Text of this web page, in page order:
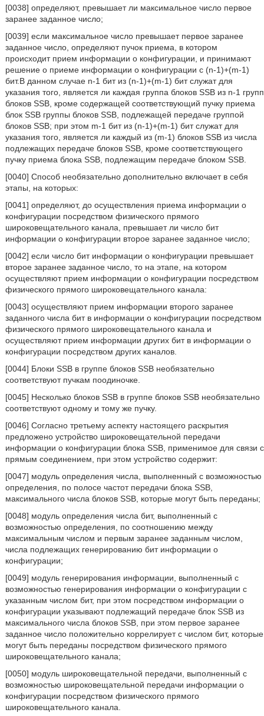
[0038] определяют, превышает ли максимальное число первое
заранее заданное число;
[0039] если максимальное число превышает первое заранее
заданное число, определяют пучок приема, в котором
происходит прием информации о конфигурации, и принимают
решение о приеме информации о конфигурации с (n-1)+(m-1)
бит.В данном случае n-1 бит из (n-1)+(m-1) бит служат для
указания того, является ли каждая группа блоков SSB из n-1 групп
блоков SSB, кроме содержащей соответствующий пучку приема
блок SSB группы блоков SSB, подлежащей передаче группой
блоков SSB; при этом m-1 бит из (n-1)+(m-1) бит служат для
указания того, является ли каждый из (m-1) блоков SSB из числа
подлежащих передаче блоков SSB, кроме соответствующего
пучку приема блока SSB, подлежащим передаче блоком SSB.
[0040] Способ необязательно дополнительно включает в себя
этапы, на которых:
[0041] определяют, до осуществления приема информации о
конфигурации посредством физического прямого
широковещательного канала, превышает ли число бит
информации о конфигурации второе заранее заданное число;
[0042] если число бит информации о конфигурации превышает
второе заранее заданное число, то на этапе, на котором
осуществляют прием информации о конфигурации посредством
физического прямого широковещательного канала:
[0043] осуществляют прием информации второго заранее
заданного числа бит в информации о конфигурации посредством
физического прямого широковещательного канала и
осуществляют прием информации других бит в информации о
конфигурации посредством других каналов.
[0044] Блоки SSB в группе блоков SSB необязательно
соответствуют пучкам поодиночке.
[0045] Несколько блоков SSB в группе блоков SSB необязательно
соответствуют одному и тому же пучку.
[0046] Согласно третьему аспекту настоящего раскрытия
предложено устройство широковещательной передачи
информации о конфигурации блока SSB, применимое для связи с
прямым соединением, при этом устройство содержит:
[0047] модуль определения числа, выполненный с возможностью
определения, по полосе частот передачи блока SSB,
максимального числа блоков SSB, которые могут быть переданы;
[0048] модуль определения числа бит, выполненный с
возможностью определения, по соотношению между
максимальным числом и первым заранее заданным числом,
числа подлежащих генерированию бит информации о
конфигурации;
[0049] модуль генерирования информации, выполненный с
возможностью генерирования информации о конфигурации с
указанным числом бит, при этом посредством информации о
конфигурации указывают подлежащий передаче блок SSB из
максимального числа блоков SSB, при этом первое заранее
заданное число положительно коррелирует с числом бит, которые
могут быть переданы посредством физического прямого
широковещательного канала;
[0050] модуль широковещательной передачи, выполненный с
возможностью широковещательной передачи информации о
конфигурации посредством физического прямого
широковещательного канала.